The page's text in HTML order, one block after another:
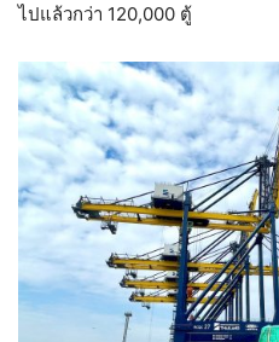
ไปแล้วกว่า 120,000 ตู้